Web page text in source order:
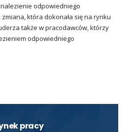
odpowiedniego
która dokonała się na rynku
także w pracodawców, którzy
odpowiedniego
pracy